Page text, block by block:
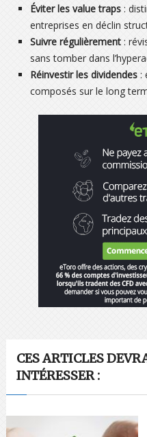
Éviter les value traps:
entreprises en déclin
Suivre régulièrement:
sans tomber dans
Réinvestir les dividendes:
composés sur le long
CES ARTICLES
INTÉRESSER :